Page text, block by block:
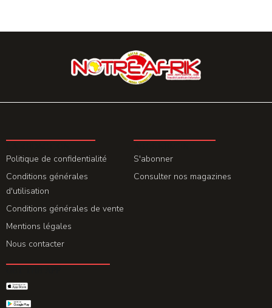
Politique de confidentialité
Conditions générales
d'utilisation
Conditions générales de vente
Mentions légales
Nous contacter
S'abonner
Consulter nos magazines